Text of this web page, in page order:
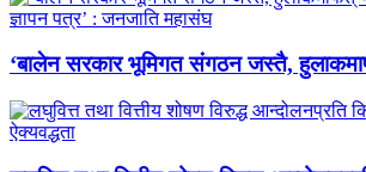
‘बालेन सरकार भूमिगत संगठन जस्तै,